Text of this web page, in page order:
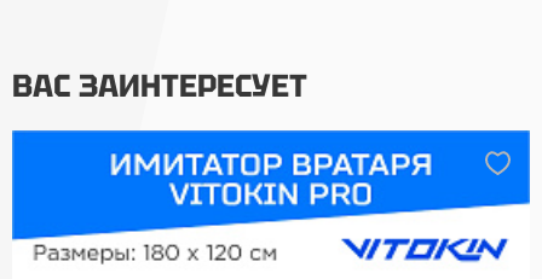
ВАС ЗАИНТЕРЕСУЕТ